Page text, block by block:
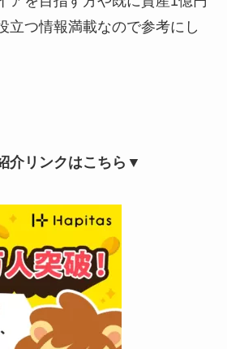
立つ情報満載なので参考にし
介リンクはこちら▼